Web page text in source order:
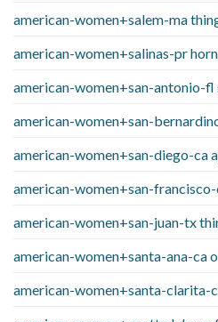
american-women+salem-ma
american-women+salinas-pr
american-women+san-antonio-fl
american-women+san-
american-women+san-diego-ca
american-women+san-
american-women+san-juan-tx
american-women+santa-ana-ca
american-women+santa-clarita-